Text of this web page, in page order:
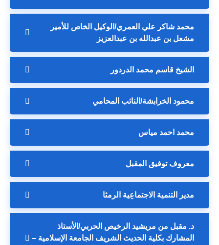
محمد شاكر علي العمري/الوكيل الخاص للأمير
مشعل بن عبدالله بن عبدالعزيز
الشيخ قاسم محمد الدردور
محمود الخرابشة/النائب المحامي
محمد احمد مياس
معروف توفيق المقبل
مدير التنمية الاجتماعِية الرمثا
د. مقبل من مريشيد الرخيص الحربي/الأستاذ
المشارك بكلية الحديث الشريف الجامعة الإسلامية –